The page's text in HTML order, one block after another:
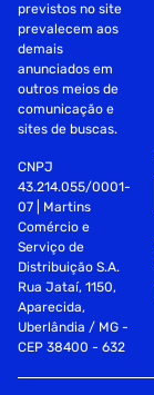
previstos no site
prevalecem aos
demais
anunciados em
outros meios de
comunicação e
sites de buscas.
CNPJ
43.214.055/0001-
07 | Martins
Comércio e
Serviço de
Distribuição S.A.
Rua Jataí, 1150,
Aparecida,
Uberlândia / MG -
CEP 38400 - 632